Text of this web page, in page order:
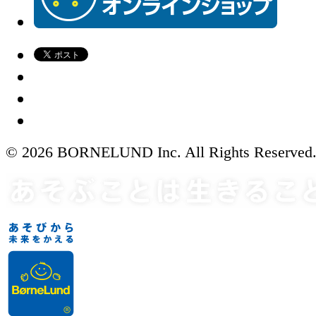
© 2026 BORNELUND Inc. All Rights Reserved.